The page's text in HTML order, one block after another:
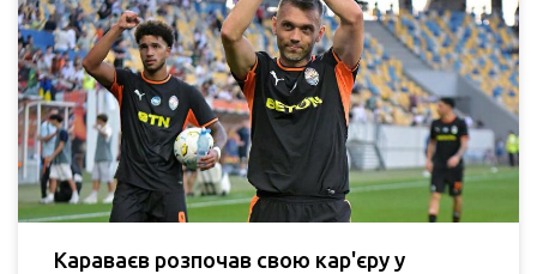
Караваєв розпочав свою кар'єру у